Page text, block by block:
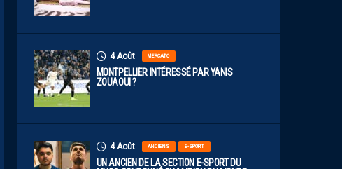
4 Août MERCATO
MONTPELLIER INTÉRESSÉ PAR YANIS
ZOUAOUI ?
4 Août ANCIENS E-SPORT
UN ANCIEN DE LA SECTION E-SPORT DU